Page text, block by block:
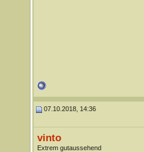
07.10.2018, 14:36
vinto
Extrem gutaussehend